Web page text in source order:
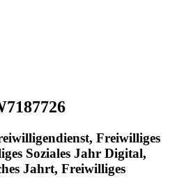
Freiwilliges
Soziales Jahr Digital,
Jahrt, Freiwilliges